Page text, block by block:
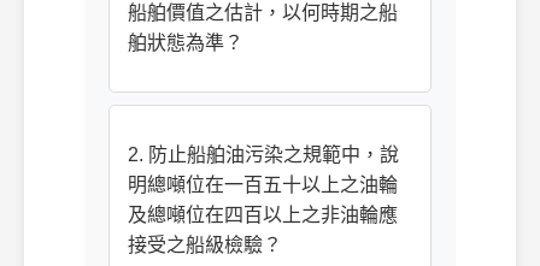
船舶價值之估計，以何時期之船
舶狀態為準？
2. 防止船舶油污染之規範中，說
明總噸位在一百五十以上之油輪
及總噸位在四百以上之非油輪應
接受之船級檢驗？